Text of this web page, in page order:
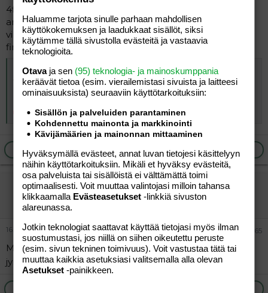
4finaalia 2voittoa kaks tappiioo ja lähel oli viimeks mut
argentiinan maalivahti otti reaktio torjunnan lisäajan
vikoilla minuuteilla siis ku oelattiin over timeä. Täs tää
finaalissa taoahtunut pusku.
- YouTube
YouTubessa voit nauttia parhaista videoista ja musiikista, ladata
alkuperäistä sisältöä ja jakaa kaiken ystäviesi, perheesi ja koko
youtu.be
Vastaa
Ilmoita asiaton viesti
vierailija
Vieras
16.06.2026 #65
Mitäs tänään pelataan? Ketä muuta ärsyttää et
on
jyränny Salkkarit Maikkarilla?
Haluamme tarjota sinulle parhaan mahdollisen
käyttökokemuksen ja laadukkaat sisällöt, siksi
käytämme tällä sivustolla evästeitä ja vastaavia
teknologioita.
Otavaja sen (95) teknologia- ja mainoskumppania
keräävät tietoa (esim. vierailemis­tasi sivuista ja laitteesi
ominaisuuk­sista) seuraaviin käyttötarkoituksiin:
Sisällön ja palveluiden parantaminen
Kohdennettu mainonta ja markkinointi
Kävijämäärien ja mainonnan mittaaminen
Hyväksymällä evästeet, annat luvan tietojesi käsittelyyn
näihin käyttötarkoituksiin. Mikäli et hyväksy evästeitä,
osa palveluista tai sisällöistä ei välttämättä toimi
optimaalisesti. Voit muuttaa valintojasi milloin tahansa
klikkaamalla Evästeasetukset -linkkiä sivuston
alareunassa.
Jotkin teknologiat saattavat käyttää tietojasi myös ilman
suostumustasi, jos niillä on siihen oikeutettu peruste
(esim. sivun tekninen toimivuus). Voit vastustaa tätä tai
muuttaa kaikkia asetuksiasi valitsemalla alla olevan
Asetukset -painikkeen.